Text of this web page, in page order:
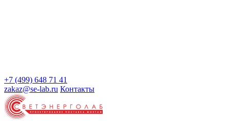
+7 (499) 648 71 41
zakaz@se-lab.ru Контакты